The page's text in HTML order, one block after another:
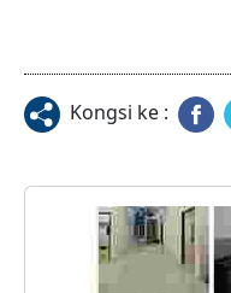
Kongsi ke :